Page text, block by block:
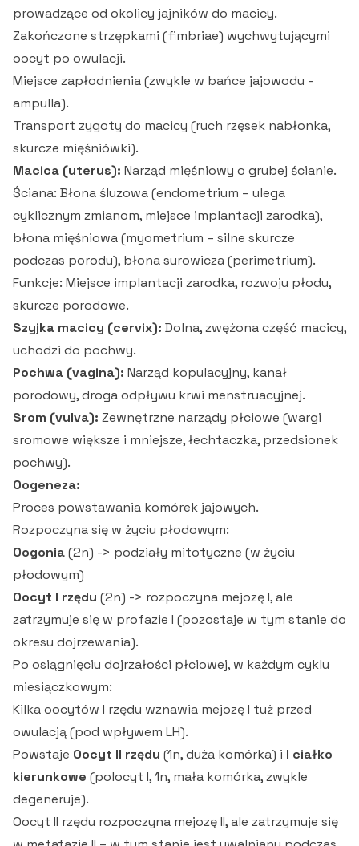
prowadzące od okolicy jajników do macicy.
Zakończone strzępkami (fimbriae) wychwytującymi
oocyt po owulacji.
Miejsce zapłodnienia (zwykle w bańce jajowodu -
ampulla).
Transport zygoty do macicy (ruch rzęsek nabłonka,
skurcze mięśniówki).
Macica (uterus): Narząd mięśniowy o grubej ścianie.
Ściana: Błona śluzowa (endometrium – ulega
cyklicznym zmianom, miejsce implantacji zarodka),
błona mięśniowa (myometrium – silne skurcze
podczas porodu), błona surowicza (perimetrium).
Funkcje: Miejsce implantacji zarodka, rozwoju płodu,
skurcze porodowe.
Szyjka macicy (cervix): Dolna, zwężona część macicy,
uchodzi do pochwy.
Pochwa (vagina): Narząd kopulacyjny, kanał
porodowy, droga odpływu krwi menstruacyjnej.
Srom (vulva): Zewnętrzne narządy płciowe (wargi
sromowe większe i mniejsze, łechtaczka, przedsionek
pochwy).
Oogeneza:
Proces powstawania komórek jajowych.
Rozpoczyna się w życiu płodowym:
Oogonia(2n) -> podziały mitotyczne (w życiu
płodowym)
Oocyt I rzędu (2n) -> rozpoczyna mejozę I, ale
zatrzymuje się w profazie I (pozostaje w tym stanie do
okresu dojrzewania).
Po osiągnięciu dojrzałości płciowej, w każdym cyklu
miesiączkowym:
Kilka oocytów I rzędu wznawia mejozę I tuż przed
owulacją (pod wpływem LH).
Powstaje Oocyt II rzędu (1n, duża komórka) i I ciałko
kierunkowe (polocyt I, 1n, mała komórka, zwykle
degeneruje).
Oocyt II rzędu rozpoczyna mejozę II, ale zatrzymuje się